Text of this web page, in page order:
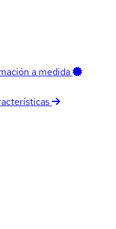
a medida